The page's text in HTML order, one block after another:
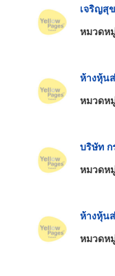
เจริญสุ
หมวดห
ห้างหุ้น
หมวดห
บริษัท ก
หมวดห
ห้างหุ้น
หมวดห